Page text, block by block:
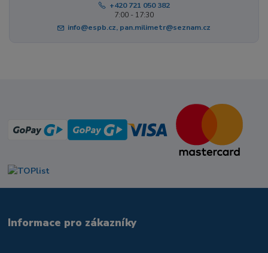
+420 721 050 382
7:00 - 17:30
info@espb.cz, pan.milimetr@seznam.cz
Informace pro zákazníky